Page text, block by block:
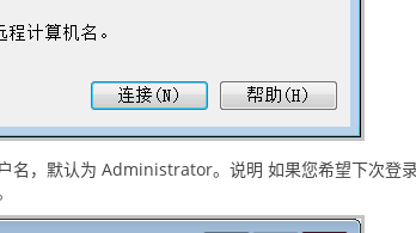
名，默认为 Administrator。说明 如果您希望下次登